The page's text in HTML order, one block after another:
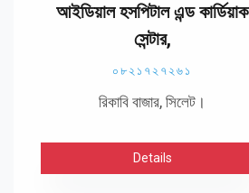
আইডিয়াল হসপিটাল এন্ড কার্ডিয়াক
সেন্টার,
০৮২১৭২৭২৬১
রিকাবি বাজার, সিলেট।
Details